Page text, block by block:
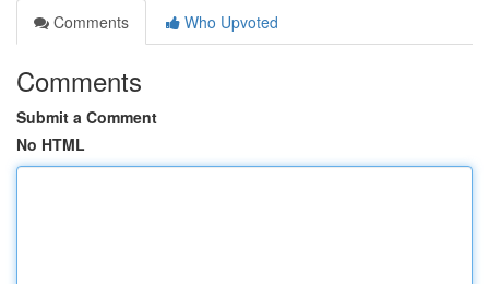
Comments
Who Upvoted
Comments
Submit a Comment
No HTML